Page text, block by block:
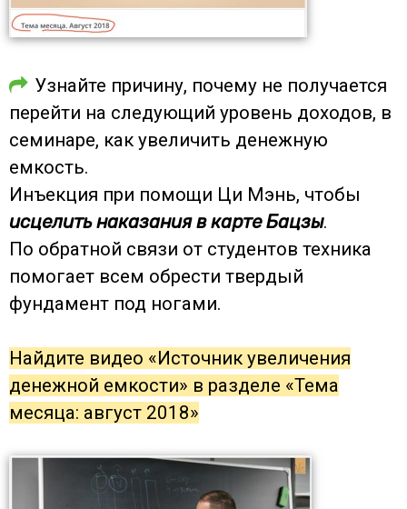
Узнайте причину, почему не получается
перейти на следующий уровень доходов, в
семинаре, как увеличить денежную
емкость.
Инъекция при помощи Ци Мэнь, чтобы
исцелить наказания в карте Бацзы.
По обратной связи от студентов техника
помогает всем обрести твердый
фундамент под ногами.
Найдите видео «Источник увеличения
денежной емкости» в разделе «Тема
месяца: август 2018»